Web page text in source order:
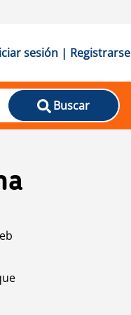
sesión | Registrarse
Buscar